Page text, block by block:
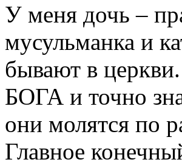
У меня дочь –
мусульманка и
бывают в
БОГА и точно
они молятся по
Главное